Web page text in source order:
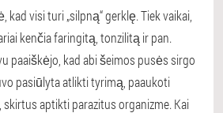
kad visi turi „silpną“ gerklę. Tiek vaikai,
kenčia faringitą, tonzilitą ir pan.
paaiškėjo, kad abi šeimos pusės sirgo
pasiūlyta atlikti tyrimą, paaukoti
aptikti parazitus organizme. Kai